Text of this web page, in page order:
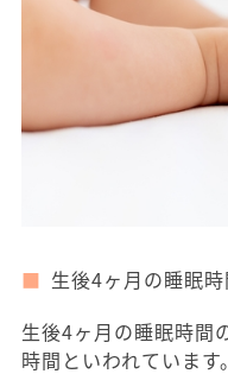
生後4ヶ月の睡眠
生後4ヶ月の睡眠時間
時間といわれていま